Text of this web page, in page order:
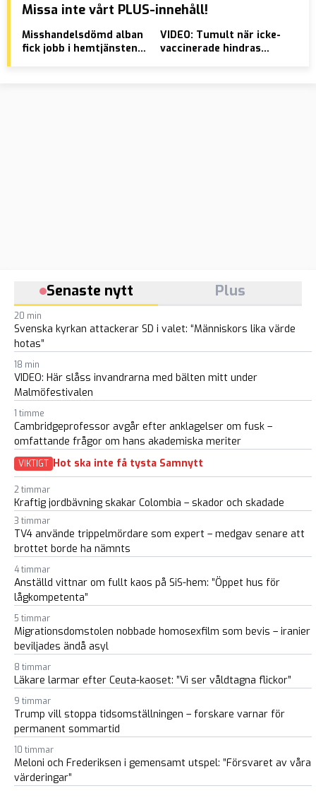
Missa inte vårt PLUS-innehåll!
Misshandelsdömd alban
fick jobb i hemtjänsten –
VIDEO: Tumult när icke-
vaccinerade hindras
Senaste nytt Plus
20 min
Svenska kyrkan attackerar SD i valet: “Människors lika värde
hotas”
18 min
VIDEO: Här slåss invandrarna med bälten mitt under
Malmöfestivalen
1 timme
Cambridgeprofessor avgår efter anklagelser om fusk –
omfattande frågor om hans akademiska meriter
VIKTIGT Hot ska inte få tysta Samnytt
2 timmar
Kraftig jordbävning skakar Colombia – skador och skadade
3 timmar
TV4 använde trippelmördare som expert – medgav senare att
brottet borde ha nämnts
4 timmar
Anställd vittnar om fullt kaos på SiS-hem: ”Öppet hus för
lågkompetenta”
5 timmar
Migrationsdomstolen nobbade homosexfilm som bevis – iranier
beviljades ändå asyl
8 timmar
Läkare larmar efter Ceuta-kaoset: ”Vi ser våldtagna flickor”
9 timmar
Trump vill stoppa tidsomställningen – forskare varnar för
permanent sommartid
10 timmar
Meloni och Frederiksen i gemensamt utspel: ”Försvaret av våra
värderingar”